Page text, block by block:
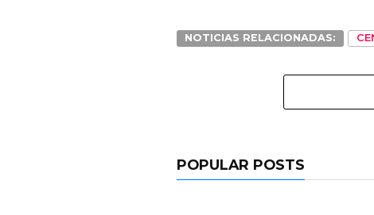
NOTICIAS RELACIONADAS:
POPULAR POSTS